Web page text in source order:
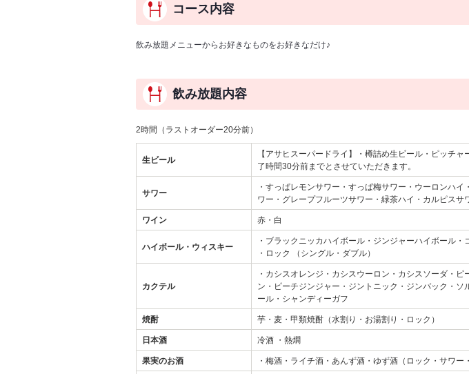
コース内容
飲み放題メニューからお好きなものをお好きなだけ♪
飲み放題内容
2時間（ラストオーダー20分前）
生ビール
【アサヒスーパードライ】・樽詰め生ビール・ピッチ
了時間30分前までとさせていただきます。
サワー
・すっぱレモンサワー・すっぱ梅サワー・ウーロンハイ
ワー・グレープフルーツサワー・緑茶ハイ・カルピスサ
ワイン 赤・白
ハイボール・ウィスキー
・ブラックニッカハイボール・ジンジャーハイボール・
・ロック （シングル・ダブル）
カクテル
・カシスオレンジ・カシスウーロン・カシスソーダ・ピ
ン・ピーチジンジャー・ジントニック・ジンバック・ソ
ール・シャンディーガフ
焼酎 芋・麦・甲類焼酎（水割り・お湯割り・ロック）
日本酒 冷酒 ・熱燗
果実のお酒 ・梅酒・ライチ酒・あんず酒・ゆず酒（ロック・サワー